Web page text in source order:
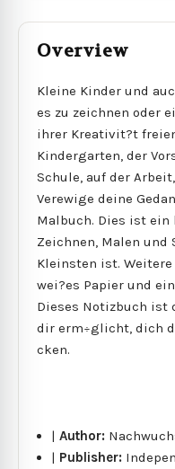
Overview
Kleine Kinder und
es zu zeichnen oder
ihrer Kreativit?t
Kindergarten, der
Schule, auf der
Verewige deine
Malbuch. Dies ist ein
Zeichnen, Malen und
Kleinsten ist. Weitere
wei?es Papier und
Dieses Notizbuch ist
dir erm÷glicht, dich
cken.
|Author:
| Publisher: